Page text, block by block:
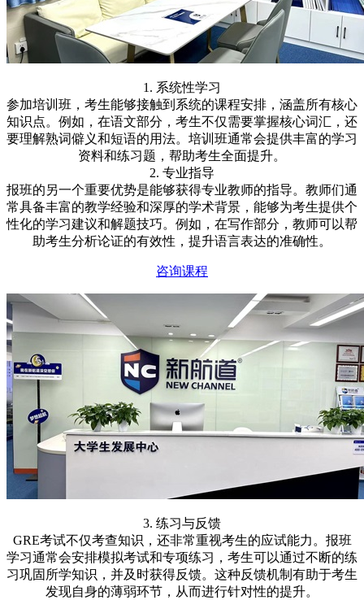
1. 系统性学习
参加培训班，考生能够接触到系统的课程安排，涵盖所有核心
知识点。例如，在语文部分，考生不仅需要掌握核心词汇，还
要理解熟词僻义和短语的用法。培训班通常会提供丰富的学习
资料和练习题，帮助考生全面提升。
2. 专业指导
报班的另一个重要优势是能够获得专业教师的指导。教师们通
常具备丰富的教学经验和深厚的学术背景，能够为考生提供个
性化的学习建议和解题技巧。例如，在写作部分，教师可以帮
助考生分析论证的有效性，提升语言表达的准确性。
咨询课程
3. 练习与反馈
GRE考试不仅考查知识，还非常重视考生的应试能力。报班
学习通常会安排模拟考试和专项练习，考生可以通过不断的练
习巩固所学知识，并及时获得反馈。这种反馈机制有助于考生
发现自身的薄弱环节，从而进行针对性的提升。